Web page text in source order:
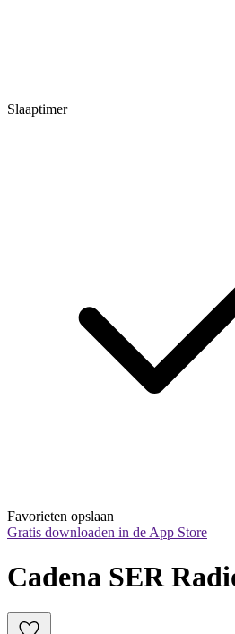
Slaaptimer
Favorieten opslaan
Gratis downloaden in de App Store
Cadena SER